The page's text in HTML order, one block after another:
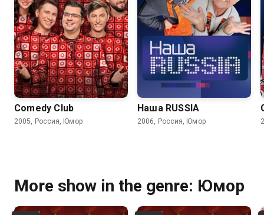
Comedy Club
2005, Россия, Юмор
6.2 6.2
Наша RUSSIA
2006, Россия, Юмор
More show in the genre: Юмор